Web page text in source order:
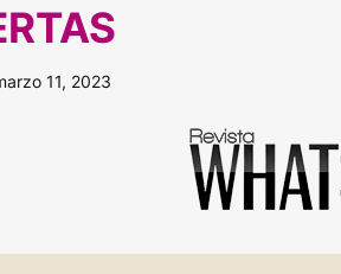
11, 2023